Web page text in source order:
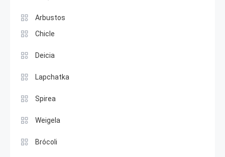
Arbustos
Chicle
Deicia
Lapchatka
Spirea
Weigela
Brócoli